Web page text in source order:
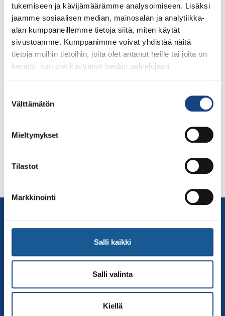
tukemiseen ja kävijämäärämme analysoimiseen. Lisäksi
jaamme sosiaalisen median, mainosalan ja analytiikka-
alan kumppaneillemme tietoja siitä, miten käytät
sivustoamme. Kumppanimme voivat yhdistää näitä
tietoja muihin tietoihin, joita olet antanut heille tai joita on
kerätty, kun olet käyttänyt heidän palvelujaan.
valinta
Välttämätön
Mieltymykset
Tilastot
Markkinointi
Salli kaikki
Salli valinta
Kiellä
Judoliitto järjestävät yhteistyössä kaikille
avoimen kisamatkan Tarttoon 19.-21.11.2021. Kilpailu on
matkalle lähtee Judoliiton ja ES-alueen valmentajia.
Keerak -kutsu. Matkalle otetaan mukaan U11, U13, U15 ja
U18 -junioreita ympäri Suomea. Myös huoltajat ja
Suomen Judoliitto
Olympiastadion
Paavo Nurmen tie 1
Soittoaika 8.00 – 15.30
toimisto@judo.fi